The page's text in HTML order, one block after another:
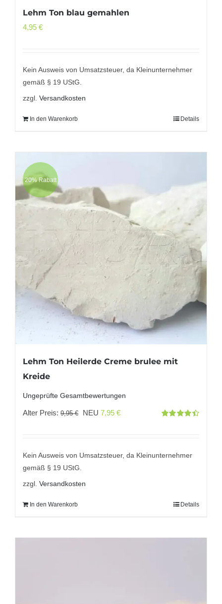
Lehm Ton blau gemahlen
4,95 €
Kein Ausweis von Umsatzsteuer, da Kleinunternehmer
gemäß § 19 UStG.
zzgl. Versandkosten
In den Warenkorb Details
20% Rabatt
Lehm Ton Heilerde Creme brulee mit
Kreide
Ungeprüfte Gesamtbewertungen
Alter Preis: 9,95€
Ursprünglicher
9,95 €
NEU 7,95 €Aktueller
7,95 €.
Kein Ausweis von Umsatzsteuer, da Kleinunternehmer
gemäß § 19 UStG.
zzgl. Versandkosten
In den Warenkorb Details